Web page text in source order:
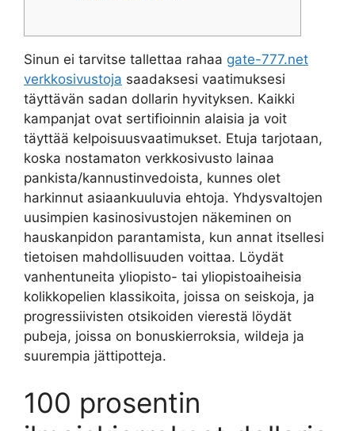
Sinun ei tarvitse tallettaa rahaa gate-777.net
verkkosivustoja saadaksesi vaatimuksesi
täyttävän sadan dollarin hyvityksen. Kaikki
kampanjat ovat sertifioinnin alaisia ​​ja voit
täyttää kelpoisuusvaatimukset. Etuja tarjotaan,
koska nostamaton verkkosivusto lainaa
pankista/kannustinvedoista, kunnes olet
harkinnut asiaankuuluvia ehtoja. Yhdysvaltojen
uusimpien kasinosivustojen näkeminen on
hauskanpidon parantamista, kun annat itsellesi
tietoisen mahdollisuuden voittaa. Löydät
vanhentuneita yliopisto- tai yliopistoaiheisia
kolikkopelien klassikoita, joissa on seiskoja, ja
progressiivisten otsikoiden vierestä löydät
pubeja, joissa on bonuskierroksia, wildeja ja
suurempia jättipotteja.
100 prosentin